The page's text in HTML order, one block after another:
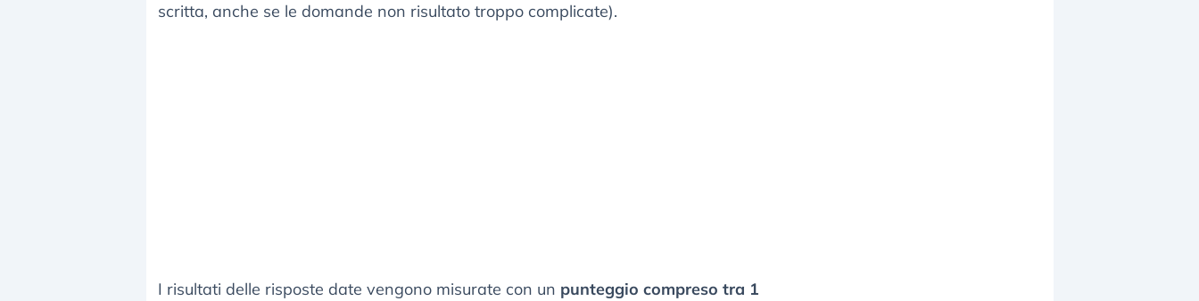
scritta, anche se le domande non risultato troppo complicate).
I risultati delle risposte date vengono misurate con un punteggio compreso tra 1